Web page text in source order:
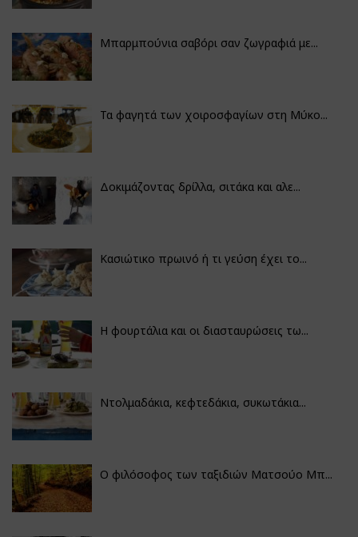
Μπαρμπούνια σαβόρι σαν ζωγραφιά με...
Τα φαγητά των χοιροσφαγίων στη Μύκο...
Δοκιμάζοντας δρίλλα, σιτάκα και αλε...
Κασιώτικο πρωινό ή τι γεύση έχει το...
Η φουρτάλια και οι διασταυρώσεις τω...
Ντολμαδάκια, κεφτεδάκια, συκωτάκια...
Ο φιλόσοφος των ταξιδιών Ματσούο Μπ...